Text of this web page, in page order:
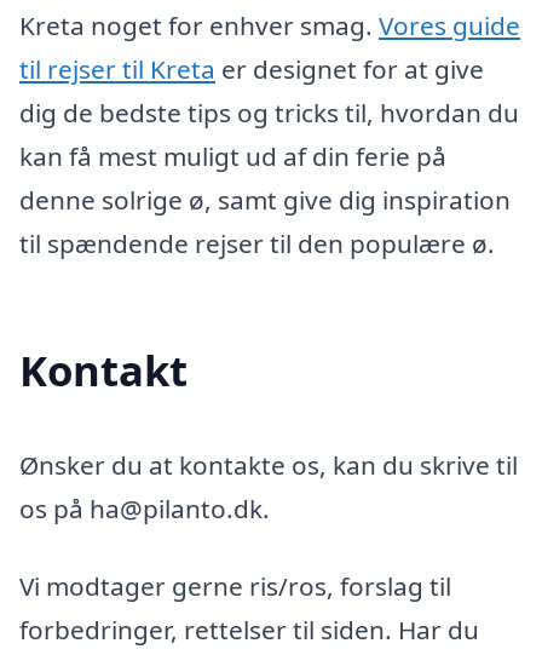
Kreta noget for enhver smag. Vores guide
til rejser til Kreta er designet for at give
dig de bedste tips og tricks til, hvordan du
kan få mest muligt ud af din ferie på
denne solrige ø, samt give dig inspiration
til spændende rejser til den populære ø.
Kontakt
Ønsker du at kontakte os, kan du skrive til
os på ha@pilanto.dk.
Vi modtager gerne ris/ros, forslag til
forbedringer, rettelser til siden. Har du